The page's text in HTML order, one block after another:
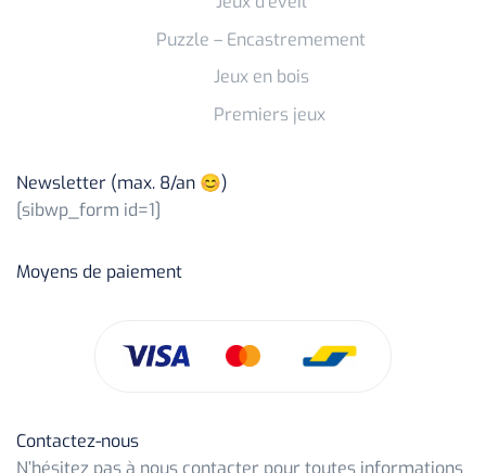
Puzzle – Encastremement
Jeux en bois
Premiers jeux
Newsletter (max. 8/an 😊)
[sibwp_form id=1]
Moyens de paiement
Contactez-nous
N’hésitez pas à nous contacter pour toutes informations